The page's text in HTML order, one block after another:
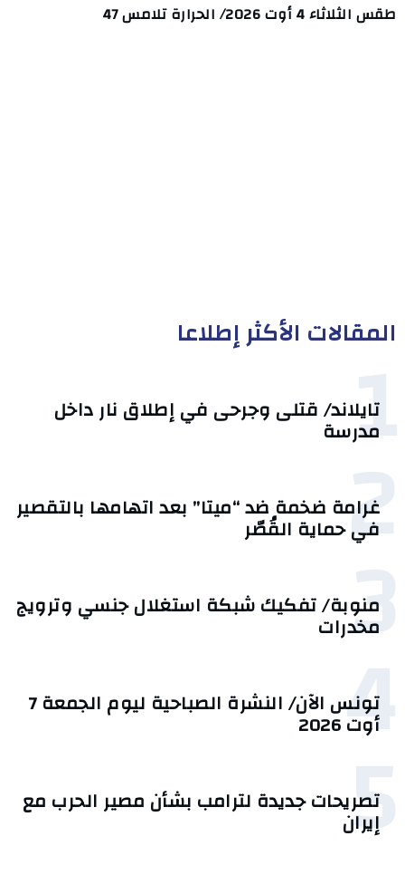
طقس الثلاثاء 4 أوت 2026/ الحرارة تلامس 47
المقالات الأكثر إطلاعا
1
تايلاند/ قتلى وجرحى في إطلاق نار داخل
مدرسة
2
غرامة ضخمة ضد “ميتا” بعد اتهامها بالتقصير
في حماية القُصّر
3
منوبة/ تفكيك شبكة استغلال جنسي وترويج
مخدرات
4 تونس الآن/ النشرة الصباحية ليوم الجمعة 7
أوت 2026
5
تصريحات جديدة لترامب بشأن مصير الحرب مع
إيران